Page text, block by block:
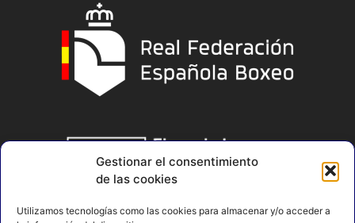
Gestionar el consentimiento
de las cookies
Utilizamos tecnologías como las cookies para almacenar y/o acceder a